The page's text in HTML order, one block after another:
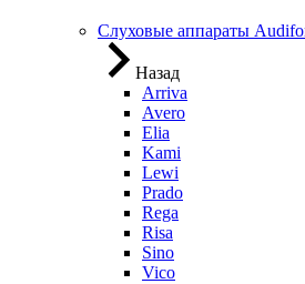
Слуховые аппараты
Назад
Arriva
Avero
Elia
Kami
Lewi
Prado
Rega
Risa
Sino
Vico